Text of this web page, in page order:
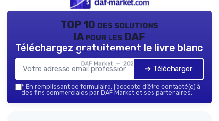
TOP 10 des solutions
IA pour les DAF
DAF Market — 2026
Téléchargez gratuitement le livre blanc
➔ Télécharger
* En remplissant ce formulaire, j’accepte d’être contacté(e) à
des fins commerciales par DAF Market et ses partenaires.